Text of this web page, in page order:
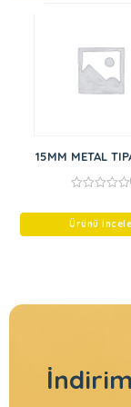
15MM METAL
of
Ürünü İncele